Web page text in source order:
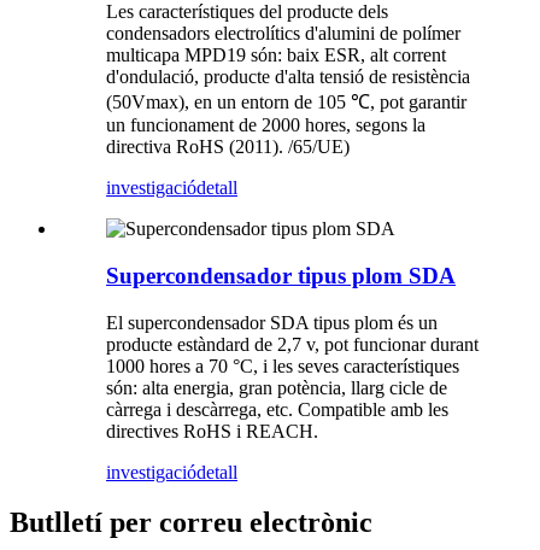
Les característiques del producte dels
condensadors electrolítics d'alumini de polímer
multicapa MPD19 són: baix ESR, alt corrent
d'ondulació, producte d'alta tensió de resistència
(50Vmax), en un entorn de 105 ℃, pot garantir
un funcionament de 2000 hores, segons la
directiva RoHS (2011). /65/UE)
investigaciódetall
Supercondensador tipus plom SDA
El supercondensador SDA tipus plom és un
producte estàndard de 2,7 v, pot funcionar durant
1000 hores a 70 °C, i les seves característiques
són: alta energia, gran potència, llarg cicle de
càrrega i descàrrega, etc. Compatible amb les
directives RoHS i REACH.
investigaciódetall
Butlletí per correu electrònic